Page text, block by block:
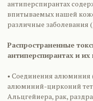
антиперспирантах
впитываемых нашей
различные заболевания
Распространенные
антиперспирантах и
• Соединения
алюминий-цирконий
Альцгейиера, рак,